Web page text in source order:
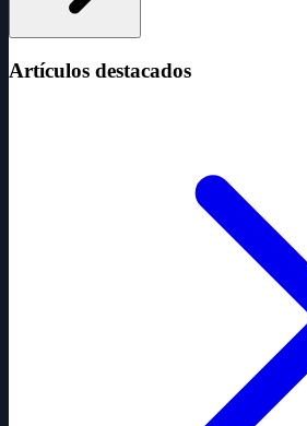
Artículos destacados